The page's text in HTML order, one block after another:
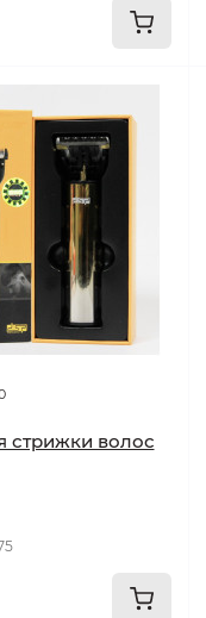
стрижки волос